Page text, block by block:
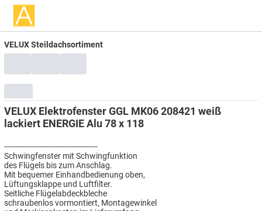
VELUX Steildachsortiment
VELUX Elektrofenster GGL MK06 208421 weiß
lackiert ENERGIE Alu 78 x 118
----------------------------------------
Schwingfenster mit Schwingfunktion
des Flügels bis zum Anschlag.
Mit bequemer Einhandbedienung oben,
Lüftungsklappe und Luftfilter.
Seitliche Flügelabdeckbleche
schraubenlos vormontiert, Montagewinkel